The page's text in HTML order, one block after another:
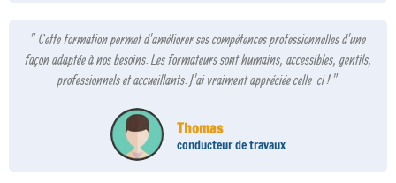
" Cette formation permet d'améliorer ses compétences professionnelles d'une
façon adaptée à nos besoins. Les formateurs sont humains, accessibles, gentils,
professionnels et accueillants. J'ai vraiment appréciée celle-ci ! "
Thomas
conducteur de travaux